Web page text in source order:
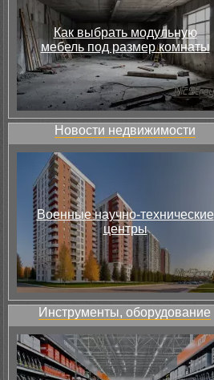
Как выбрать модульную
мебель под размер комнаты
Новости недвижимости
Военные научно-технические
центры
Инструменты, оборудование